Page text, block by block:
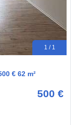
1 / 1
€ 62 m²
500 €